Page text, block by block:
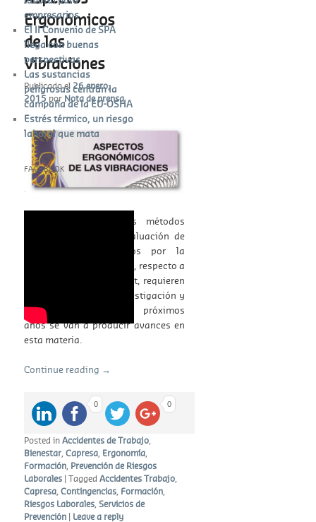
Ergonómicos
de las
Vibraciones
Publicado el 26 enero,
2015 por Nota de prensa
En la actualidad, los métodos
disponibles para la evaluación de
los riesgos producidos por la
exposición a vibraciones, respecto a
las molestias y el confort, requieren
todavía estudios de investigación y
previsiblemente en los próximos
años se van a producir avances en
esta materia.
Continue reading →
0 0
Posted in Accidentes de Trabajo
Bienestar ,Capresa Ergonomía
Formación Prevención de Riesgos
Laborales |Tagged Accidentes Trabajo
Capresa ,Contingencias Formación
Riesgos Laborales ,Servicios de
Prevención | Leave a reply
empresarios
El II Convenio de SPA
llega con buenas
perspectivas
Las sustancias
peligrosas centran la
campaña de la EU-OSHA
Estrés térmico, un riesgo
laboral que mata
FACEBOOK